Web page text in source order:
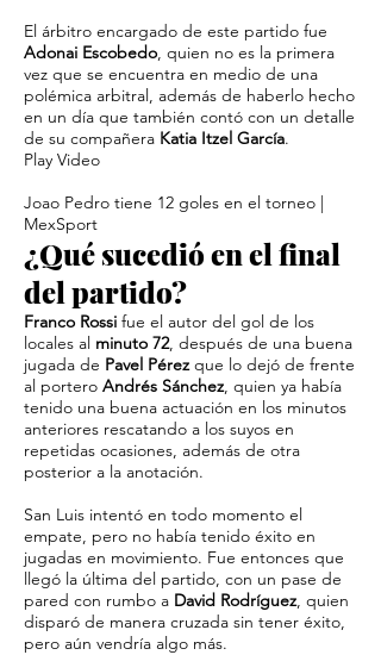
El árbitro encargado de este partido fue
Adonai Escobedo, quien no es la primera
vez que se encuentra en medio de una
polémica arbitral, además de haberlo hecho
en un día que también contó con un detalle
de su compañera Katia Itzel García.
Play Video
Joao Pedro tiene 12 goles en el torneo |
MexSport
¿Qué sucedió en el final
del partido?
Franco Rossi fue el autor del gol de los
locales al minuto 72, después de una buena
jugada de Pavel Pérezque lo dejó de frente
al portero Andrés Sánchez, quien ya había
tenido una buena actuación en los minutos
anteriores rescatando a los suyos en
repetidas ocasiones, además de otra
posterior a la anotación.
San Luis intentó en todo momento el
empate, pero no había tenido éxito en
jugadas en movimiento. Fue entonces que
llegó la última del partido, con un pase de
pared con rumbo a David Rodríguez, quien
disparó de manera cruzada sin tener éxito,
pero aún vendría algo más.